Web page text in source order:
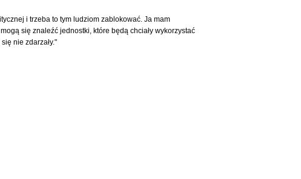
i trzeba to tym ludziom zablokować. Ja mam
się znaleźć jednostki, które będą chciały wykorzystać
nie zdarzały."